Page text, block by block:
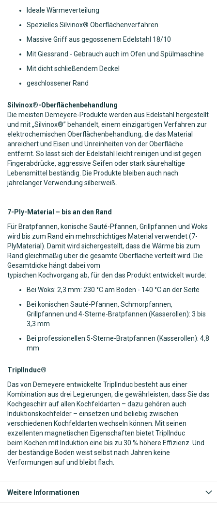
Ideale Wärmeverteilung
Spezielles Silvinox® Oberflächenverfahren
Massive Griff aus gegossenem Edelstahl 18/10
Mit Giessrand - Gebrauch auch im Ofen und Spülmaschine
Mit dicht schließendem Deckel
geschlossener Rand
Silvinox®-Oberflächenbehandlung
Die meisten Demeyere-Produkte werden aus Edelstahl hergestellt
und mit „Silvinox®” behandelt, einem einzigartigen Verfahren zur
elektrochemischen Oberflächenbehandlung, die das Material
anreichert und Eisen und Unreinheiten von der Oberfläche
entfernt. So lässt sich der Edelstahl leicht reinigen und ist gegen
Fingerabdrücke, aggressive Seifen oder stark säurehaltige
Lebensmittel beständig. Die Produkte bleiben auch nach
jahrelanger Verwendung silberweiß.
7-Ply-Material – bis an den Rand
Für Bratpfannen, konische Sauté-Pfannen, Grillpfannen und Woks
wird bis zum Rand ein mehrschichtiges Material verwendet (7-
PlyMaterial). Damit wird sichergestellt, dass die Wärme bis zum
Rand gleichmäßig über die gesamte Oberfläche verteilt wird. Die
Gesamtdicke hängt dabei vom
typischen Kochvorgang ab, für den das Produkt entwickelt wurde:
Bei Woks: 2,3 mm: 230 °C am Boden - 140 °C an der Seite
Bei konischen Sauté-Pfannen, Schmorpfannen,
Grillpfannen und 4-Sterne-Bratpfannen (Kasserollen): 3 bis
3,3 mm
Bei professionellen 5-Sterne-Bratpfannen (Kasserollen): 4,8
mm
TriplInduc®
Das von Demeyere entwickelte TriplInduc besteht aus einer
Kombination aus drei Legierungen, die gewährleisten, dass Sie das
Kochgeschirr auf allen Kochfeldarten – dazu gehören auch
Induktionskochfelder – einsetzen und beliebig zwischen
verschiedenen Kochfeldarten wechseln können. Mit seinen
exzellenten magnetischen Eigenschaften bietet TriplInduc
beim Kochen mit Induktion eine bis zu 30 % höhere Effizienz. Und
der beständige Boden weist selbst nach Jahren keine
Verformungen auf und bleibt flach.
Weitere Informationen